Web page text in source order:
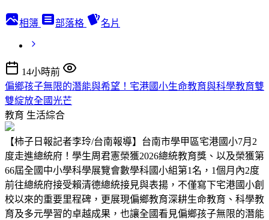
相簿 部落格 名片
14小時前
偏鄉孩子無限的潛能與希望！宅港國小生命教育與科學教育雙
雙綻放全國光芒
教育 生活綜合
【柿子日報記者李玲/台南報導】台南市學甲區宅港國小7月2
度走進總統府！學生周君憲榮獲2026總統教育獎、以及榮獲第
66屆全國中小學科學展覽會數學科國小組第1名，1個月內2度
前往總統府接受賴清德總統接見與表揚，不僅寫下宅港國小創
校以來的重要里程碑，更展現偏鄉教育深耕生命教育、科學教
育及多元學習的卓越成果，也讓全國看見偏鄉孩子無限的潛能